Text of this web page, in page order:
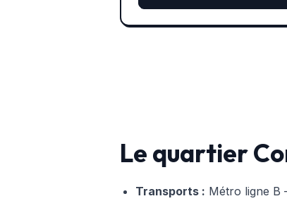
Le quartier
Transports : Métro ligne B